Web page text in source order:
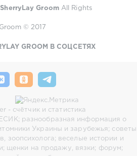
SherryLay GroomAll Rights
© 2017
GROOM В СОЦСЕТЯХ